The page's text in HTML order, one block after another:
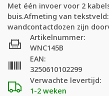
Met één invoer voor 2
buis.Afmeting van
wandcontactdozen zijn
Verwachte levertijd:
1-2 weken
Artikelnummer:
WNC145B
EAN:
3250610102299